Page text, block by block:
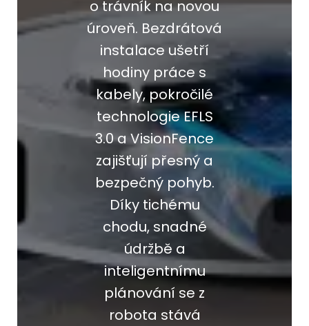
o trávník na novou
úroveň. Bezdrátová
instalace ušetří
hodiny práce s
kabely, pokročilé
technologie EFLS
3.0 a VisionFence
zajišťují přesný a
bezpečný pohyb.
Díky tichému
chodu, snadné
údržbě a
inteligentnímu
plánování se z
robota stává